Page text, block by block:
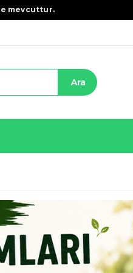
mevcuttur.